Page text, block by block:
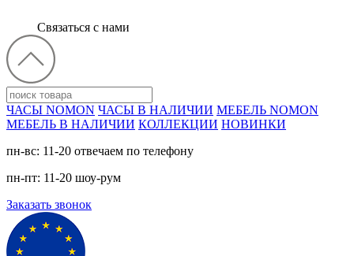
Связаться с нами
ЧАСЫ NOMON ЧАСЫ В НАЛИЧИИ МЕБЕЛЬ NOMON
МЕБЕЛЬ В НАЛИЧИИ КОЛЛЕКЦИИ НОВИНКИ
пн-вс: 11-20 отвечаем по телефону
пн-пт: 11-20 шоу-рум
Заказать звонок